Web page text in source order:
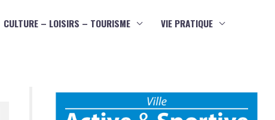
CULTURE – LOISIRS – TOURISME VIE PRATIQUE